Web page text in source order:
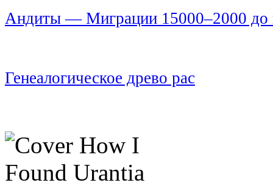
Андиты — Миграции 15000–2000 до
Генеалогическое древо рас